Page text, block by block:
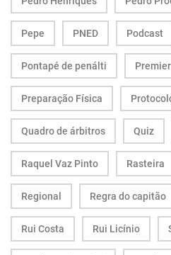
Pepe PNED Podcast
Pontapé de penálti
Preparação Física
Quadro de árbitros Quiz
Raquel Vaz Pinto Rasteira
Regional Regra do capitão
Rui Costa Rui Licínio